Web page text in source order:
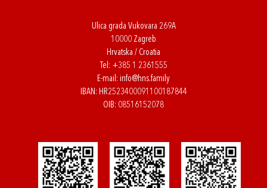
Ulica grada Vukovara 269A
10000 Zagreb
Hrvatska / Croatia
Tel: +385 1 2361555
E-mail: info@hns.family
IBAN: HR2523400091100187844
OIB: 08516152078